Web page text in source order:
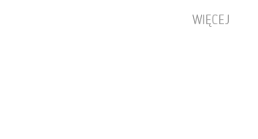
WIĘCEJ